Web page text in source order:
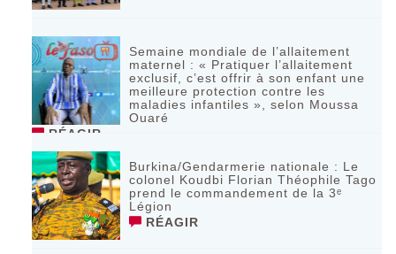
Semaine mondiale de l’allaitement
maternel : « Pratiquer l’allaitement
exclusif, c’est offrir à son enfant une
meilleure protection contre les
maladies infantiles », selon Moussa
Ouaré
RÉAGIR
Burkina/Gendarmerie nationale : Le
colonel Koudbi Florian Théophile Tago
prend le commandement de la 3ᵉ
Légion
RÉAGIR